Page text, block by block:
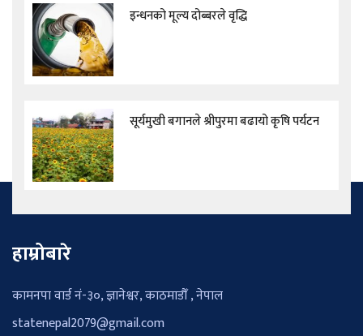
इन्धनको मूल्य दोब्बरले वृद्धि
सूर्यमुखी बगानले श्रीपुरमा बढायो कृषि पर्यटन
हाम्रोबारे
कामनपा वार्ड नं-३०, ज्ञानेश्वर, काठमाडौँ , नेपाल
statenepal2079@gmail.com